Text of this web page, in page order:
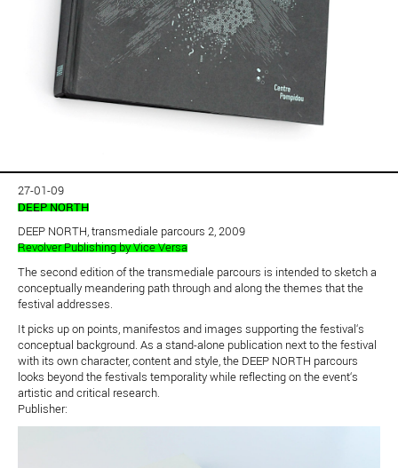
27-01-09
DEEP NORTH
DEEP NORTH, transmediale parcours 2, 2009
Revolver Publishing by Vice Versa
The second edition of the transmediale parcours is intended to sketch a
conceptually meandering path through and along the themes that the
festival addresses.
It picks up on points, manifestos and images supporting the festival‘s
conceptual background. As a stand-alone publication next to the festival
with its own character, content and style, the DEEP NORTH parcours
looks beyond the festivals temporality while reflecting on the event‘s
artistic and critical research.
Publisher: